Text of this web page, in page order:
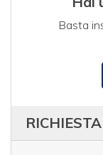
Basta